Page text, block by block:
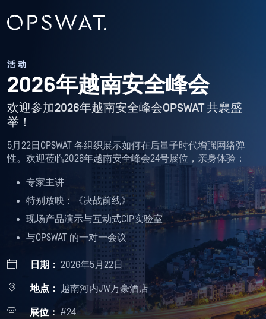
活动
2026年越南安全峰会
欢迎参加2026年越南安全峰会OPSWAT 共襄盛
举！
5月22日OPSWAT 各组织展示如何在后量子时代增强网络弹
性。欢迎莅临2026年越南安全峰会24号展位，亲身体验：
专家主讲
特别放映：《决战前线》
现场产品演示与互动式CIP实验室
与OPSWAT 的一对一会议
日期： 2026年5月22日
地点： 越南河内JW万豪酒店
展位： #24